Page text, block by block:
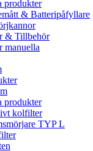
produkter
& Batteripåfyllare
& Tillbehör
manuella
produkter
kolfilter
TYP L